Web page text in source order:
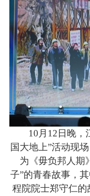
10月12日晚，
国大地上”活动现
为《毋负邦人期
子”的青春故事，
程院院士郑守仁